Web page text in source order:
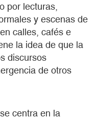
por lecturas,
y escenas de
calles, cafés e
la idea de que la
discursos
de otros
centra en la